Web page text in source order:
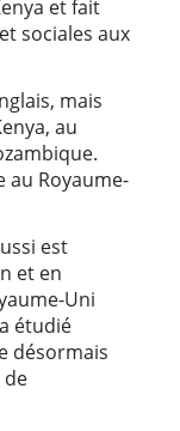
et fait
sociales aux
mais
au
au Royaume-
est
et en
Uni
étudié
désormais
de